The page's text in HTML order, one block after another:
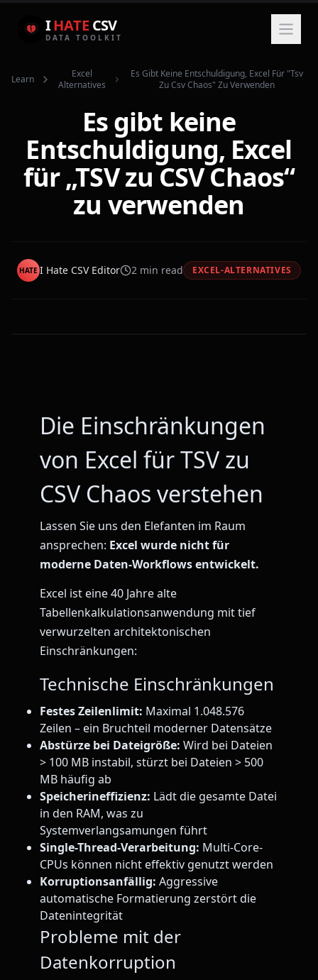
IHATE CSV
DATA TOOLKIT
Learn
Excel
Alternatives
Es Gibt Keine Entschuldigung, Excel Für "tsv
Zu Csv Chaos" Zu Verwenden
Es gibt keine
Entschuldigung, Excel
für „TSV zu CSV Chaos“
zu verwenden
HATE I Hate CSV Editor 2 min read EXCEL-ALTERNATIVES
Die Einschränkungen
von Excel für TSV zu
CSV Chaos verstehen
Lassen Sie uns den Elefanten im Raum
ansprechen: Excel wurde nicht für
moderne Daten-Workflows entwickelt.
Excel ist eine 40 Jahre alte
Tabellenkalkulationsanwendung mit tief
verwurzelten architektonischen
Einschränkungen:
Technische Einschränkungen
Festes Zeilenlimit: Maximal 1.048.576
Zeilen – ein Bruchteil moderner Datensätze
Abstürze bei Dateigröße: Wird bei Dateien
> 100 MB instabil, stürzt bei Dateien > 500
MB häufig ab
Speicherineffizienz: Lädt die gesamte Datei
in den RAM, was zu
Systemverlangsamungen führt
Single-Thread-Verarbeitung: Multi-Core-
CPUs können nicht effektiv genutzt werden
Korruptionsanfällig: Aggressive
automatische Formatierung zerstört die
Datenintegrität
Probleme mit der
Datenkorruption